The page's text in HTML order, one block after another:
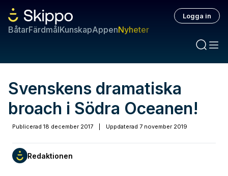
BåtarFärdmålKunskapAppenNyheter
Logga in
Svenskens dramatiska
broach i Södra Oceanen!
Publicerad 18 december 2017 Uppdaterad 7 november 2019
Redaktionen